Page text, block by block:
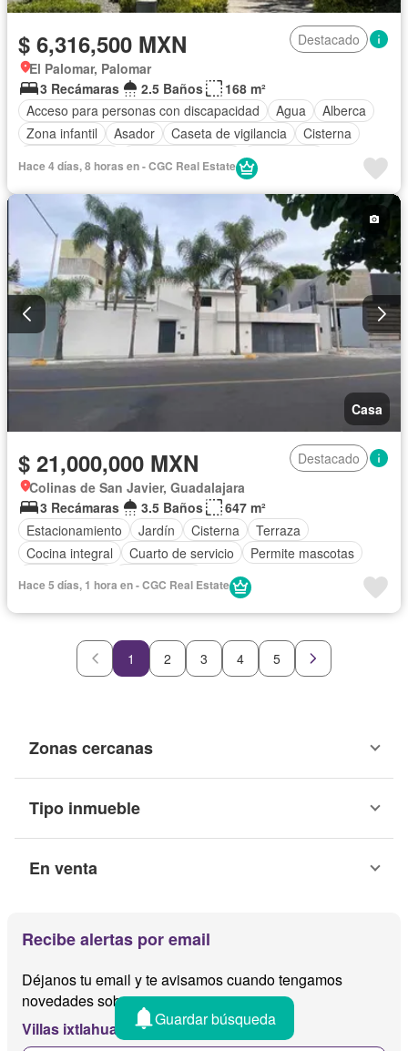
$ 6,316,500 MXN
Destacado
El Palomar, Palomar
3 Recámaras
2.5 Baños
168 m²
Acceso para personas con discapacidad
Agua
Alberca
Zona infantil
Asador Caseta de vigilancia
Cisterna
Electricidad
Jardín
Recámara con closet
Seguridad
Terraza
Wifi Sin amueblar
Hace 4 días, 8 horas en - CGC Real Estate
Casa
$ 21,000,000 MXN
Destacado
Colinas de San Javier, Guadalajara
3 Recámaras
3.5 Baños
647 m²
Estacionamiento
Jardín Cisterna
Terraza
Cocina integral
Cuarto de servicio
Permite mascotas
Hace 5 días, 1 hora en - CGC Real Estate
1 2 3 4 5
Zonas cercanas
Tipo inmueble
En venta
Recibe alertas por email
Déjanos tu email y te avisamos cuando tengamos
novedades sobre
Villas ixtlahuacan membrillos
Guardar búsqueda